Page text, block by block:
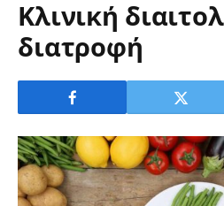
Κλινική
διατροφή